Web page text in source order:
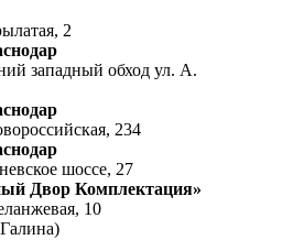
2
западный обход ул. А.
234
шоссе, 27
Двор Комплектация»
10